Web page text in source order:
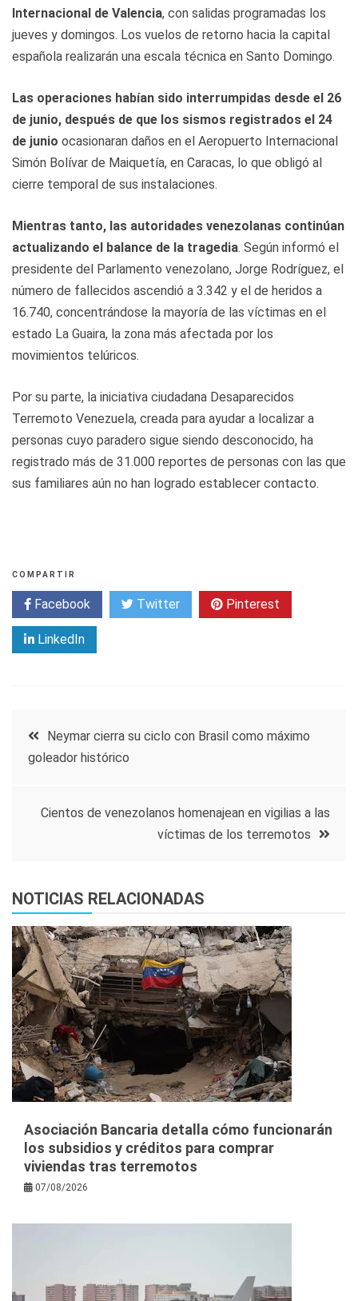
Internacional de Valencia, con salidas programadas los
jueves y domingos. Los vuelos de retorno hacia la capital
española realizarán una escala técnica en Santo Domingo.
Las operaciones habían sido interrumpidas desde el 26
de junio, después de que los sismos registrados el 24
de junio ocasionaran daños en el Aeropuerto Internacional
Simón Bolívar de Maiquetía, en Caracas, lo que obligó al
cierre temporal de sus instalaciones.
Mientras tanto, las autoridades venezolanas continúan
actualizando el balance de la tragedia. Según informó el
presidente del Parlamento venezolano, Jorge Rodríguez, el
número de fallecidos ascendió a 3.342 y el de heridos a
16.740, concentrándose la mayoría de las víctimas en el
estado La Guaira, la zona más afectada por los
movimientos telúricos.
Por su parte, la iniciativa ciudadana Desaparecidos
Terremoto Venezuela, creada para ayudar a localizar a
personas cuyo paradero sigue siendo desconocido, ha
registrado más de 31.000 reportes de personas con las que
sus familiares aún no han logrado establecer contacto.
COMPARTIR
Facebook Twitter Pinterest
LinkedIn
Navegación
de
entradas
Neymar cierra su ciclo con Brasil como máximo
goleador histórico
Cientos de venezolanos homenajean en vigilias a las
víctimas de los terremotos
NOTICIAS RELACIONADAS
Asociación Bancaria detalla cómo funcionarán
los subsidios y créditos para comprar
viviendas tras terremotos
07/08/2026